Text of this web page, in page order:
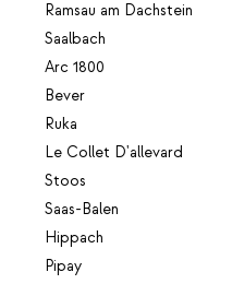
Ramsau am Dachstein
Saalbach
Arc 1800
Bever
Ruka
Le Collet D'allevard
Stoos
Saas-Balen
Hippach
Pipay